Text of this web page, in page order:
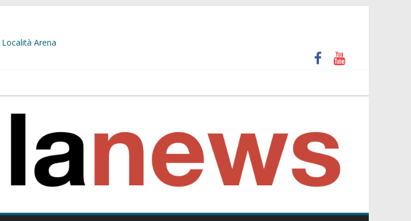
Arena
hanno le gambe corte. Altro che presunti insulti sessisti, parla il video del consiglio